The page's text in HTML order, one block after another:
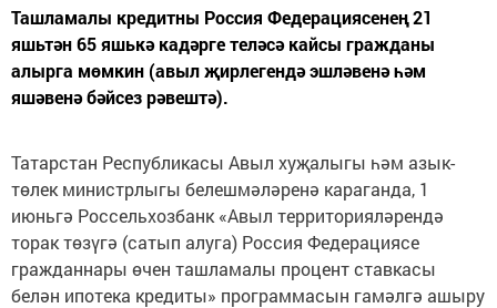
Ташламалы кредитны Россия Федерациясенең 21
яшьтән 65 яшькә кадәрге теләсә кайсы гражданы
алырга мөмкин (авыл җирлегендә эшләвенә һәм
яшәвенә бәйсез рәвештә).
Татарстан Республикасы Авыл хуҗалыгы һәм азык-
төлек министрлыгы белешмәләренә караганда, 1
июньгә Россельхозбанк «Авыл территорияләрендә
торак төзүгә (сатып алуга) Россия Федерациясе
гражданнары өчен ташламалы процент ставкасы
белән ипотека кредиты» программасын гамәлгә ашыру